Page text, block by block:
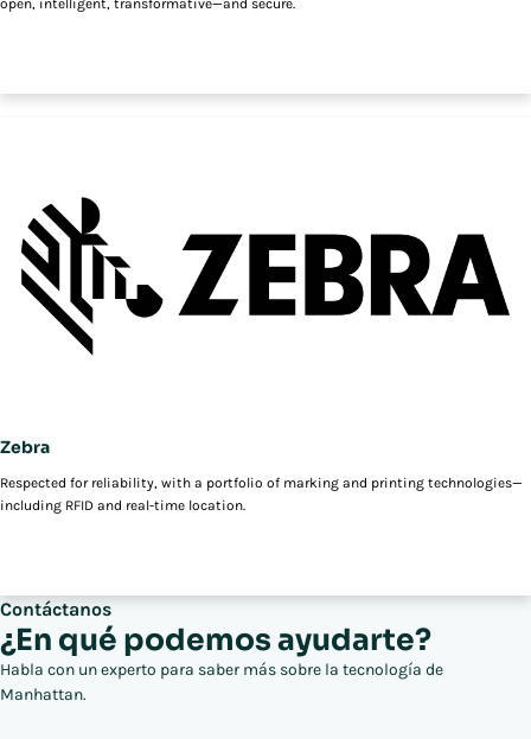
open, intelligent, transformative—and secure.
Zebra
Respected for reliability, with a portfolio of marking and printing technologies—
including RFID and real-time location.
Contáctanos
¿En qué podemos ayudarte?
Habla con un experto para saber más sobre la tecnología de
Manhattan.